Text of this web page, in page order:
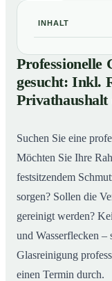
INHALT
01 Professionelle
So sieht eine
wirklich aus
Professionelle
gesucht: Inkl.
Suchen Sie eine
Möchten Sie Ihre
festsitzendem
sorgen? Sollen die
gereinigt werden?
und Wasserflecken
Glasreinigung
einen Termin durch.